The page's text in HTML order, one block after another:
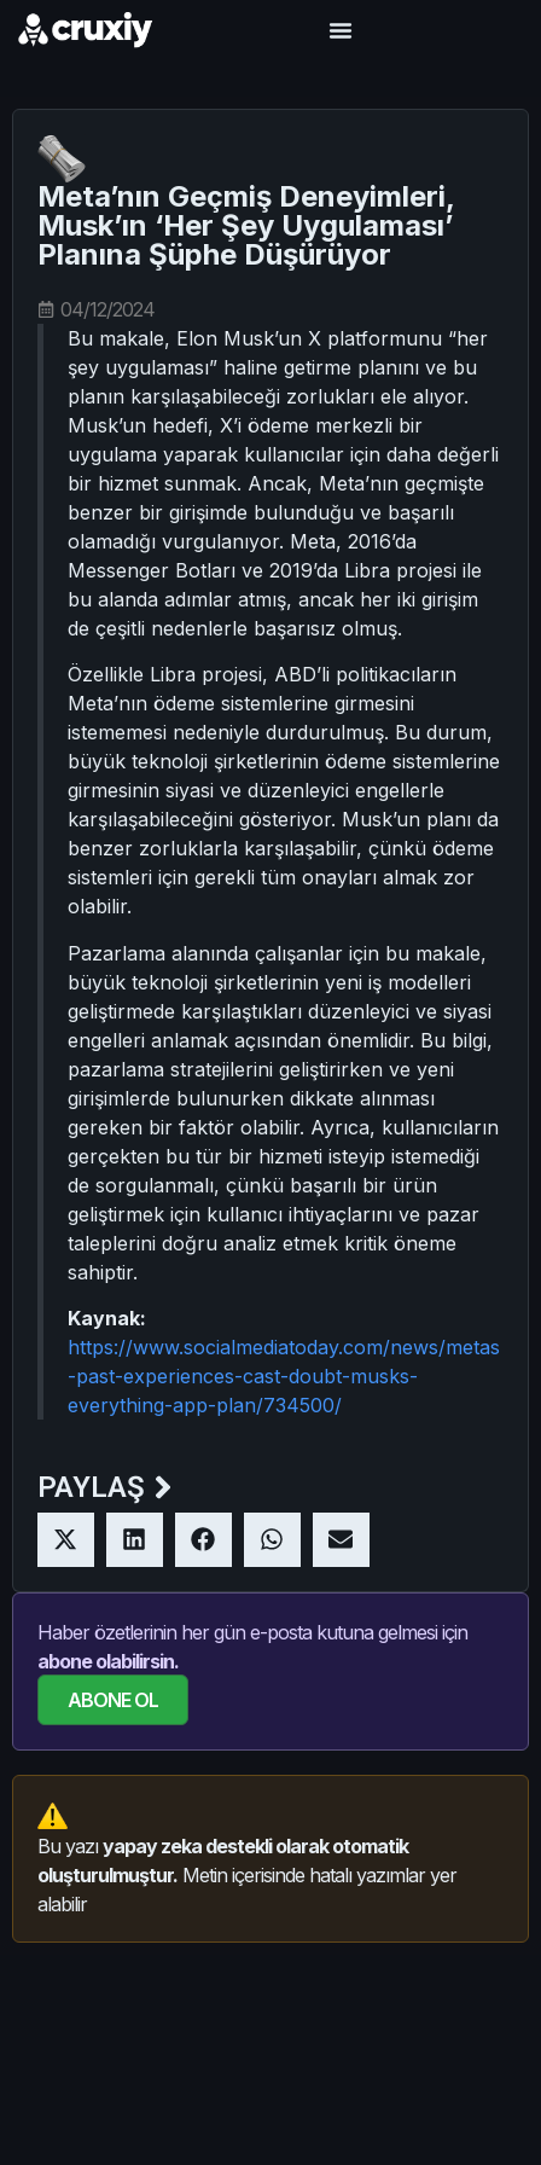
Meta’nın Geçmiş Deneyimleri,
Musk’ın ‘Her Şey Uygulaması’
Planına Şüphe Düşürüyor
04/12/2024
Bu makale, Elon Musk’un X platformunu “her
şey uygulaması” haline getirme planını ve bu
planın karşılaşabileceği zorlukları ele alıyor.
Musk’un hedefi, X’i ödeme merkezli bir
uygulama yaparak kullanıcılar için daha değerli
bir hizmet sunmak. Ancak, Meta’nın geçmişte
benzer bir girişimde bulunduğu ve başarılı
olamadığı vurgulanıyor. Meta, 2016’da
Messenger Botları ve 2019’da Libra projesi ile
bu alanda adımlar atmış, ancak her iki girişim
de çeşitli nedenlerle başarısız olmuş.
Özellikle Libra projesi, ABD’li politikacıların
Meta’nın ödeme sistemlerine girmesini
istememesi nedeniyle durdurulmuş. Bu durum,
büyük teknoloji şirketlerinin ödeme sistemlerine
girmesinin siyasi ve düzenleyici engellerle
karşılaşabileceğini gösteriyor. Musk’un planı da
benzer zorluklarla karşılaşabilir, çünkü ödeme
sistemleri için gerekli tüm onayları almak zor
olabilir.
Pazarlama alanında çalışanlar için bu makale,
büyük teknoloji şirketlerinin yeni iş modelleri
geliştirmede karşılaştıkları düzenleyici ve siyasi
engelleri anlamak açısından önemlidir. Bu bilgi,
pazarlama stratejilerini geliştirirken ve yeni
girişimlerde bulunurken dikkate alınması
gereken bir faktör olabilir. Ayrıca, kullanıcıların
gerçekten bu tür bir hizmeti isteyip istemediği
de sorgulanmalı, çünkü başarılı bir ürün
geliştirmek için kullanıcı ihtiyaçlarını ve pazar
taleplerini doğru analiz etmek kritik öneme
sahiptir.
Kaynak:
https://www.socialmediatoday.com/news/metas
-past-experiences-cast-doubt-musks-
everything-app-plan/734500/
PAYLAŞ
Haber özetlerinin her gün e-posta kutuna gelmesi için
abone olabilirsin.
ABONE OL
Bu yazıyapay zeka destekli olarak otomatik
oluşturulmuştur. Metin içerisinde hatalı yazımlar yer
alabilir